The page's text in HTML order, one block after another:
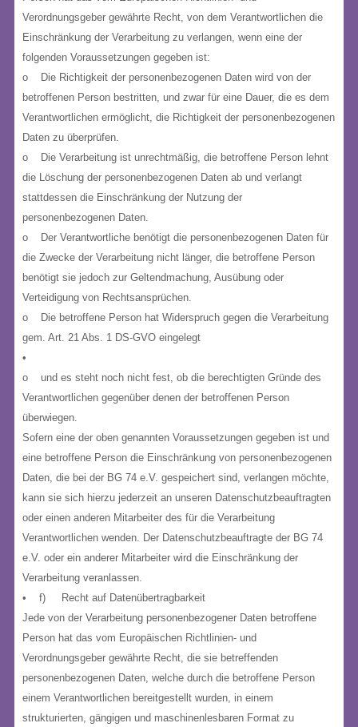
Verordnungsgeber gewährte Recht, von dem Verantwortlichen die
Einschränkung der Verarbeitung zu verlangen, wenn eine der
folgenden Voraussetzungen gegeben ist:
o Die Richtigkeit der personenbezogenen Daten wird von der
betroffenen Person bestritten, und zwar für eine Dauer, die es dem
Verantwortlichen ermöglicht, die Richtigkeit der personenbezogenen
Daten zu überprüfen.
o Die Verarbeitung ist unrechtmäßig, die betroffene Person lehnt
die Löschung der personenbezogenen Daten ab und verlangt
stattdessen die Einschränkung der Nutzung der
personenbezogenen Daten.
o Der Verantwortliche benötigt die personenbezogenen Daten für
die Zwecke der Verarbeitung nicht länger, die betroffene Person
benötigt sie jedoch zur Geltendmachung, Ausübung oder
Verteidigung von Rechtsansprüchen.
o Die betroffene Person hat Widerspruch gegen die Verarbeitung
gem. Art. 21 Abs. 1 DS-GVO eingelegt
•
o und es steht noch nicht fest, ob die berechtigten Gründe des
Verantwortlichen gegenüber denen der betroffenen Person
überwiegen.
Sofern eine der oben genannten Voraussetzungen gegeben ist und
eine betroffene Person die Einschränkung von personenbezogenen
Daten, die bei der BG 74 e.V. gespeichert sind, verlangen möchte,
kann sie sich hierzu jederzeit an unseren Datenschutzbeauftragten
oder einen anderen Mitarbeiter des für die Verarbeitung
Verantwortlichen wenden. Der Datenschutzbeauftragte der BG 74
e.V. oder ein anderer Mitarbeiter wird die Einschränkung der
Verarbeitung veranlassen.
• f) Recht auf Datenübertragbarkeit
Jede von der Verarbeitung personenbezogener Daten betroffene
Person hat das vom Europäischen Richtlinien- und
Verordnungsgeber gewährte Recht, die sie betreffenden
personenbezogenen Daten, welche durch die betroffene Person
einem Verantwortlichen bereitgestellt wurden, in einem
strukturierten, gängigen und maschinenlesbaren Format zu